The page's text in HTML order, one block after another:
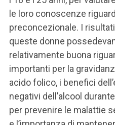
le loro conoscenze
preconcezionale. I
queste donne
relativamente buona
importanti per la
acido folico, i benefici
negativi dell’alcool
per prevenire le malattie